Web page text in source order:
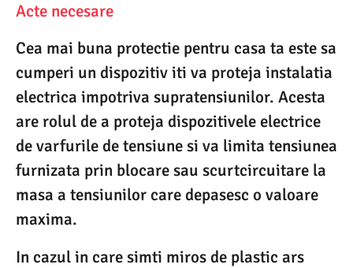
Acte necesare
Cea mai buna protectie pentru casa ta este sa
cumperi un dispozitiv iti va proteja instalatia
electrica impotriva supratensiunilor. Acesta
are rolul de a proteja dispozitivele electrice
de varfurile de tensiune si va limita tensiunea
furnizata prin blocare sau scurtcircuitare la
masa a tensiunilor care depasesc o valoare
maxima.
In cazul in care simti miros de plastic ars